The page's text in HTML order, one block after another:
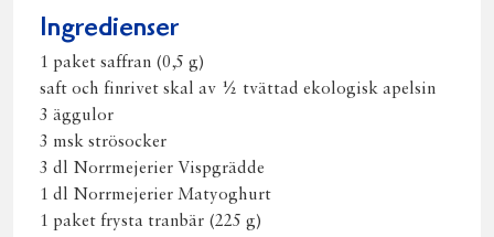
Ingredienser
1 paket saffran (0,5 g)
saft och finrivet skal av ½ tvättad ekologisk apelsin
3 äggulor
3 msk strösocker
3 dl Norrmejerier Vispgrädde
1 dl Norrmejerier Matyoghurt
1 paket frysta tranbär (225 g)